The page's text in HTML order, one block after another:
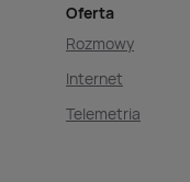
Oferta
Rozmowy
Internet
Telemetria